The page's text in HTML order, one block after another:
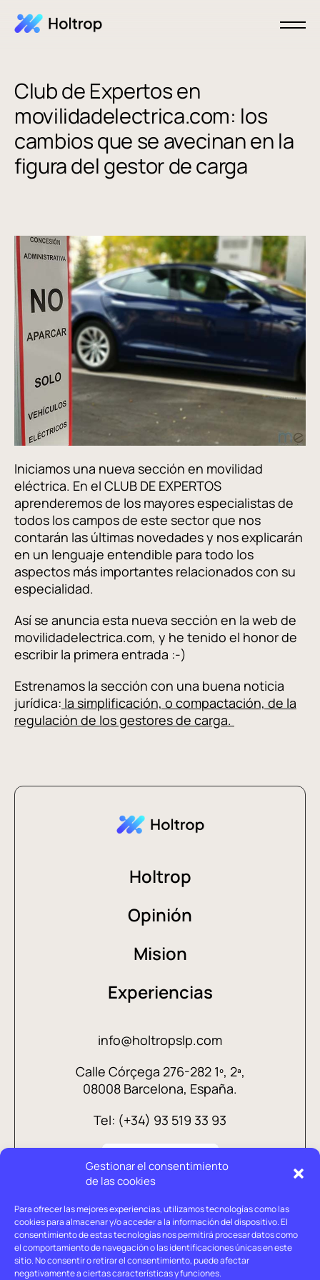
Gestionar el consentimiento
de las cookies
Para ofrecer las mejores experiencias, utilizamos tecnologías como las
cookies para almacenar y/o acceder a la información del dispositivo. El
consentimiento de estas tecnologías nos permitirá procesar datos como
el comportamiento de navegación o las identificaciones únicas en este
sitio. No consentir o retirar el consentimiento, puede afectar
negativamente a ciertas características y funciones.
Club de Expertos en
movilidadelectrica.com: los
cambios que se avecinan en la
figura del gestor de carga
Iniciamos una nueva sección en movilidad
eléctrica. En el CLUB DE EXPERTOS
aprenderemos de los mayores especialistas de
todos los campos de este sector que nos
contarán las últimas novedades y nos explicarán
en un lenguaje entendible para todo los
aspectos más importantes relacionados con su
especialidad.
Así se anuncia esta nueva sección en la web de
movilidadelectrica.com, y he tenido el honor de
escribir la primera entrada :-)
Estrenamos la sección con una buena noticia
jurídica: la simplificación, o compactación, de la
regulación de los gestores de carga.
Holtrop
Opinión
Mision
Experiencias
info@holtropslp.com
Calle Córçega 276-282 1º, 2ª,
08008 Barcelona, España.
Tel: (+34) 93 519 33 93